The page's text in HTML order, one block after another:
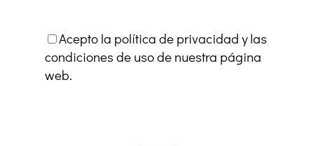
Acepto la política de privacidad y las
condiciones de uso de nuestra página
web.